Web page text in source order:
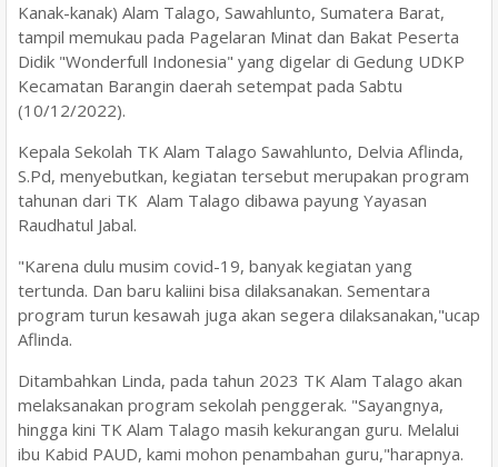
Kanak-kanak) Alam Talago, Sawahlunto, Sumatera Barat,
tampil memukau pada Pagelaran Minat dan Bakat Peserta
Didik "Wonderfull Indonesia" yang digelar di Gedung UDKP
Kecamatan Barangin daerah setempat pada Sabtu
(10/12/2022).
Kepala Sekolah TK Alam Talago Sawahlunto, Delvia Aflinda,
S.Pd, menyebutkan, kegiatan tersebut merupakan program
tahunan dari TK Alam Talago dibawa payung Yayasan
Raudhatul Jabal.
"Karena dulu musim covid-19, banyak kegiatan yang
tertunda. Dan baru kaliini bisa dilaksanakan. Sementara
program turun kesawah juga akan segera dilaksanakan,"ucap
Aflinda.
Ditambahkan Linda, pada tahun 2023 TK Alam Talago akan
melaksanakan program sekolah penggerak. "Sayangnya,
hingga kini TK Alam Talago masih kekurangan guru. Melalui
ibu Kabid PAUD, kami mohon penambahan guru,"harapnya.